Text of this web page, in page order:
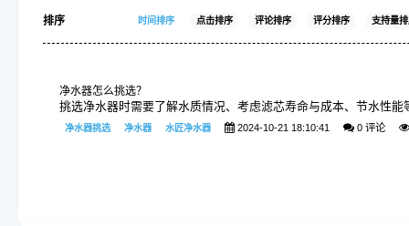
排序 时间排序 点击排序 评论排序 评分排序 支持量
净水器怎么挑选？
挑选净水器时需要了解水质情况、考虑滤芯寿命与成本、节水性能
净水器挑选 净水器 水匠净水器 2024-10-21 18:10:41 0 评论